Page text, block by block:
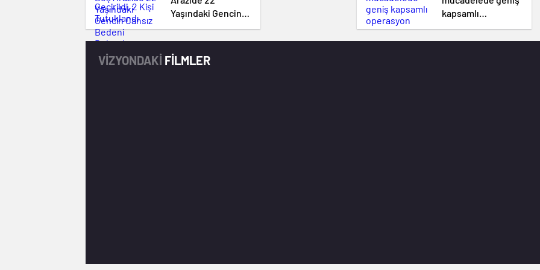
Ele Geçirildi, 2 Kişi
Tutuklandı
Yaşındaki Gencin
Cansız Bedeni
Bulundu
kapsamlı
operasyon
VİZYONDAKİ FİLMLER